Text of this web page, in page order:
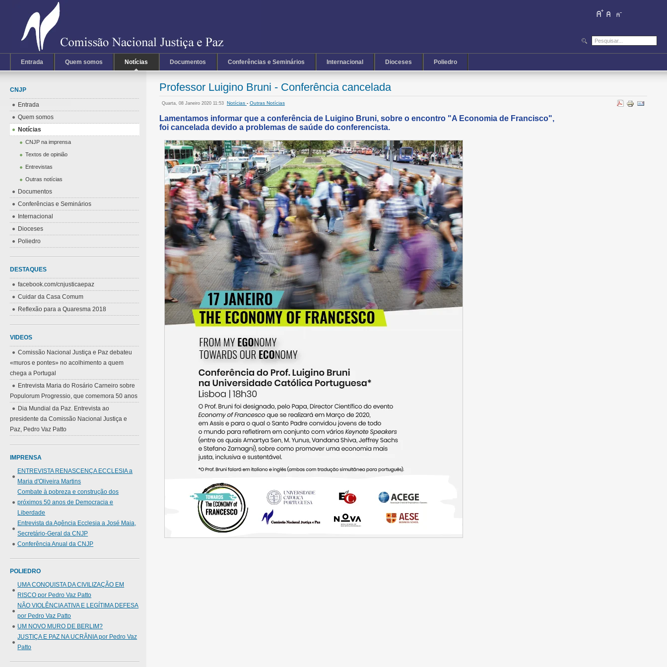
Entrada Quem somos Notícias Documentos Conferências e Seminários Internacional Dioceses Poliedro
Professor Luigino Bruni - Conferência cancelada
Quarta, 08 Janeiro 2020 11:53 Notícias - Outras Notícias
Lamentamos informar que a conferência de Luigino Bruni, sobre o encontro "A Economia de Francisco",
foi cancelada devido a problemas de saúde do conferencista.
CNJP
Entrada
Quem somos
Notícias
CNJP na imprensa
Textos de opinião
Entrevistas
Outras notícias
Documentos
Conferências e Seminários
Internacional
Dioceses
Poliedro
DESTAQUES
facebook.com/cnjusticaepaz
Cuidar da Casa Comum
Reflexão para a Quaresma 2018
VIDEOS
Comissão Nacional Justiça e Paz debateu
«muros e pontes» no acolhimento a quem
chega a Portugal
Entrevista Maria do Rosário Carneiro sobre
Populorum Progressio, que comemora 50 anos
Dia Mundial da Paz. Entrevista ao
presidente da Comissão Nacional Justiça e
Paz, Pedro Vaz Patto
IMPRENSA
ENTREVISTA RENASCENÇA ECCLESIA a
Maria d'Oliveira Martins
Combate à pobreza e construção dos
próximos 50 anos de Democracia e
Liberdade
Entrevista da Agência Ecclesia a José Maia,
Secretário-Geral da CNJP
Conferência Anual da CNJP
POLIEDRO
UMA CONQUISTA DA CIVILIZAÇÃO EM
RISCO por Pedro Vaz Patto
NÃO VIOLÊNCIA ATIVA E LEGÍTIMA DEFESA
por Pedro Vaz Patto
UM NOVO MURO DE BERLIM?
JUSTIÇA E PAZ NA UCRÂNIA por Pedro Vaz
Patto